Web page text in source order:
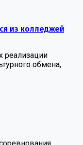
из колледжей
реализации
обмена,